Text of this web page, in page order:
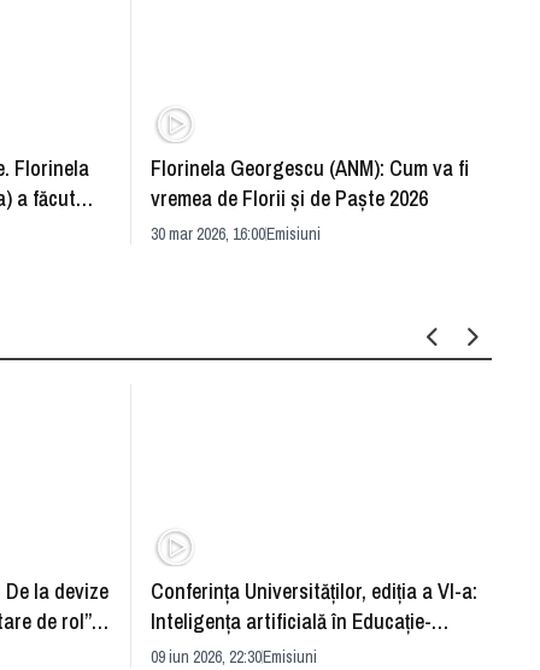
Florinela
a făcut
Florinela Georgescu (ANM): Cum va fi
vremea de Florii și de Paște 2026
30 mar 2026, 16:00Emisiuni
la devize
de rol”.
Conferința Universităților, ediția a VI-a:
Inteligența artificială în Educație-
soluție sau problemă?
09 iun 2026, 22:30Emisiuni